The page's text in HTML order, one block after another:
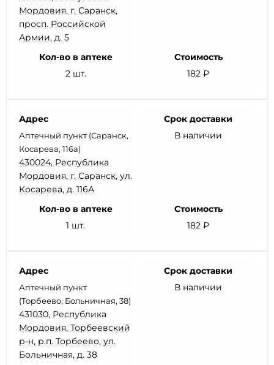
Мордовия, г. Саранск,
просп. Российской
Армии, д. 5
Кол-во в аптеке
2 шт.
Стоимость
182 ₽
Адрес
Аптечный пункт (Саранск,
Косарева, 116а)
430024, Республика
Мордовия, г. Саранск, ул.
Косарева, д. 116А
Срок доставки
В наличии
Кол-во в аптеке
1 шт.
Стоимость
182 ₽
Адрес
Аптечный пункт
(Торбеево, Больничная, 38)
431030, Республика
Мордовия, Торбеевский
р-н, р.п. Торбеево, ул.
Больничная, д. 38
Срок доставки
В наличии